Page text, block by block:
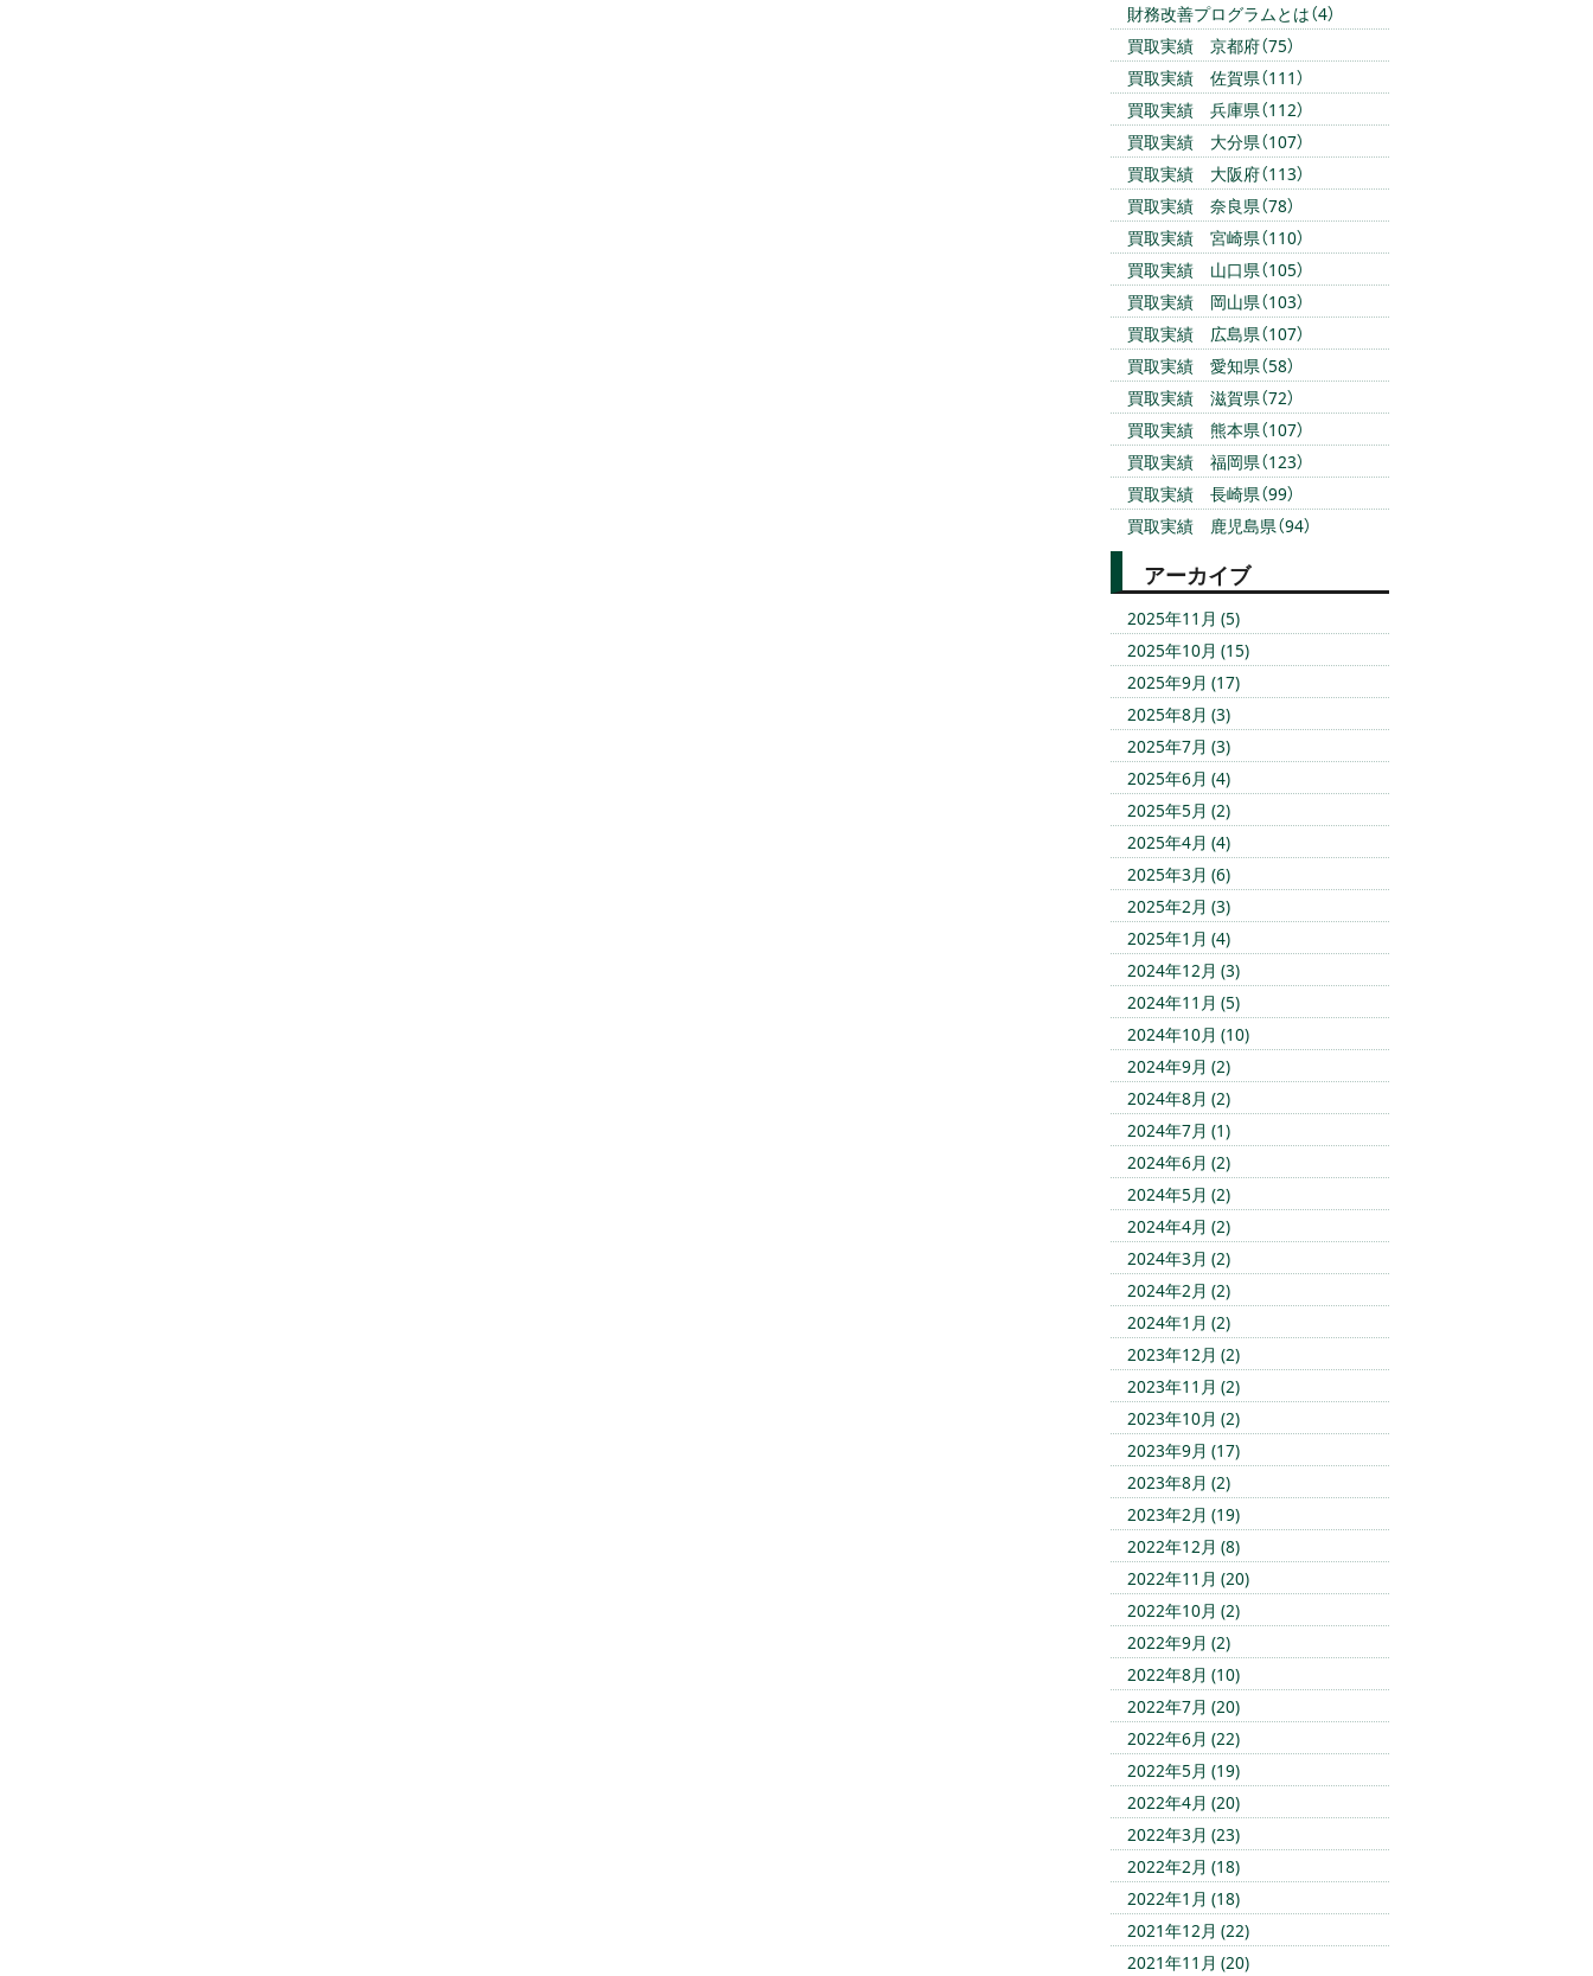
財務改善プログラムとは（4）
買取実績 京都府（75）
買取実績 佐賀県（111）
買取実績 兵庫県（112）
買取実績 大分県（107）
買取実績 大阪府（113）
買取実績 奈良県（78）
買取実績 宮崎県（110）
買取実績 山口県（105）
買取実績 岡山県（103）
買取実績 広島県（107）
買取実績 愛知県（58）
買取実績 滋賀県（72）
買取実績 熊本県（107）
買取実績 福岡県（123）
買取実績 長崎県（99）
買取実績 鹿児島県（94）
アーカイブ
2025年11月 (5)
2025年10月 (15)
2025年9月 (17)
2025年8月 (3)
2025年7月 (3)
2025年6月 (4)
2025年5月 (2)
2025年4月 (4)
2025年3月 (6)
2025年2月 (3)
2025年1月 (4)
2024年12月 (3)
2024年11月 (5)
2024年10月 (10)
2024年9月 (2)
2024年8月 (2)
2024年7月 (1)
2024年6月 (2)
2024年5月 (2)
2024年4月 (2)
2024年3月 (2)
2024年2月 (2)
2024年1月 (2)
2023年12月 (2)
2023年11月 (2)
2023年10月 (2)
2023年9月 (17)
2023年8月 (2)
2023年2月 (19)
2022年12月 (8)
2022年11月 (20)
2022年10月 (2)
2022年9月 (2)
2022年8月 (10)
2022年7月 (20)
2022年6月 (22)
2022年5月 (19)
2022年4月 (20)
2022年3月 (23)
2022年2月 (18)
2022年1月 (18)
2021年12月 (22)
2021年11月 (20)